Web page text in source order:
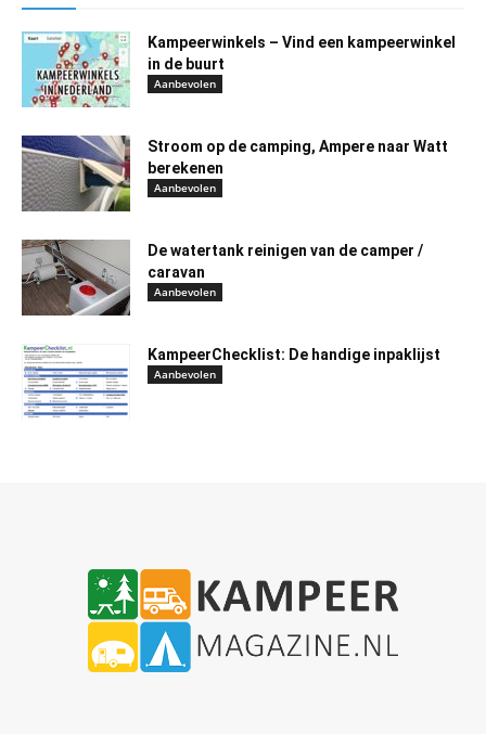
Kampeerwinkels – Vind een kampeerwinkel
in de buurt
Aanbevolen
Stroom op de camping, Ampere naar Watt
berekenen
Aanbevolen
De watertank reinigen van de camper /
caravan
Aanbevolen
KampeerChecklist: De handige inpaklijst
Aanbevolen